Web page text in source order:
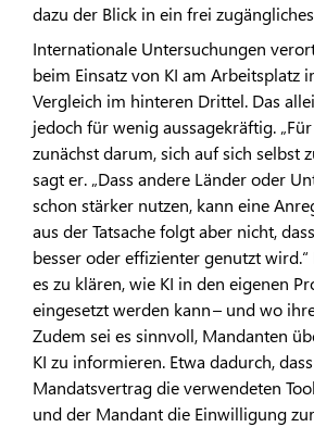
dazu der Blick in ein frei
Internationale Untersuchungen
beim Einsatz von KI am Arbeitsplatz
Vergleich im hinteren Drittel. Das
jedoch für wenig aussagekräftig.
zunächst darum, sich auf sich selbst
sagt er. „Dass andere Länder oder
schon stärker nutzen, kann eine
aus der Tatsache folgt aber nicht,
besser oder effizienter genutzt wird.“
es zu klären, wie KI in den eigenen
eingesetzt werden kann – und wo
Zudem sei es sinnvoll, Mandanten
KI zu informieren. Etwa dadurch,
Mandatsvertrag die verwendeten
und der Mandant die Einwilligung